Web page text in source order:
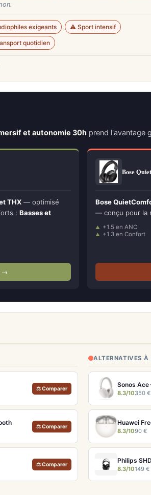
exigeants ⚠️ Sport intensif
quotidien
et autonomie 30h prend l'avantage
THX — optimisé
: Basses et
→
Bose
Bose
— conçu pour la
+1.5 en ANC
+1.3 en Confort
⚖ Comparer
⚖ Comparer
⚖ Comparer
ALTERNATIVES À
Sonos
8.3/10350 €
Huawei
8.3/1090 €
Philips
8.3/10149 €